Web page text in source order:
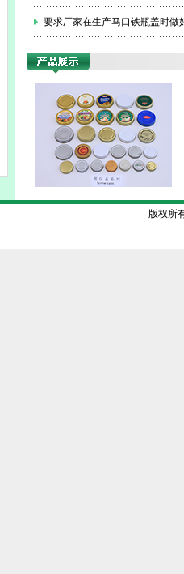
要求厂家在生产马口铁瓶盖时做
版权所